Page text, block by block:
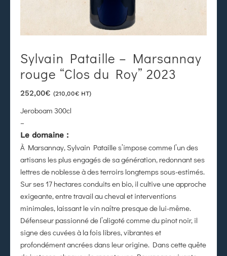
Sylvain Pataille – Marsannay
rouge “Clos du Roy” 2023
252,00€ (210,00€ HT)
Jeroboam 300cl
–
Le domaine :
À Marsannay, Sylvain Pataille s’impose comme l’un des
artisans les plus engagés de sa génération, redonnant ses
lettres de noblesse à des terroirs longtemps sous-estimés.
Sur ses 17 hectares conduits en bio, il cultive une approche
exigeante, entre travail au cheval et interventions
minimales, laissant le vin naître presque de lui-même.
Défenseur passionné de l’aligoté comme du pinot noir, il
signe des cuvées à la fois libres, vibrantes et
profondément ancrées dans leur origine. Dans cette quête